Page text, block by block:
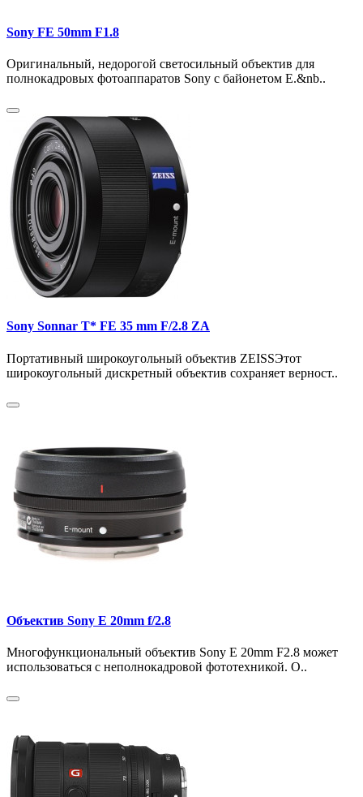
Sony FE 50mm F1.8
Оригинальный, недорогой светосильный объектив для
полнокадровых фотоаппаратов Sony с байонетом Е.&nb..
Sony Sonnar T* FE 35 mm F/2.8 ZA
Портативный широкоугольный объектив ZEISSЭтот
широкоугольный дискретный объектив сохраняет верност..
Объектив Sony E 20mm f/2.8
Многофункциональный объектив Sony E 20mm F2.8 может
использоваться с неполнокадровой фототехникой. О..